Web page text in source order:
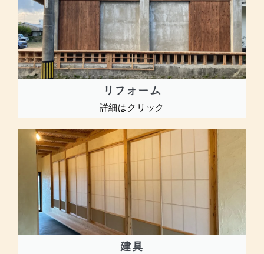
リフォーム
詳細はクリック
建具